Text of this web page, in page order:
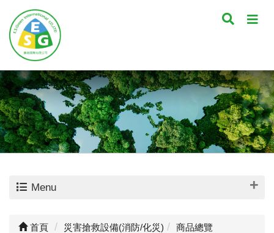
Menu
首頁 災害搶救設備(消防/化災) 商品總覽